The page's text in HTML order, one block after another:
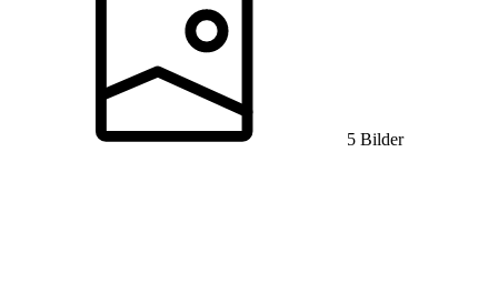
5 Bilder